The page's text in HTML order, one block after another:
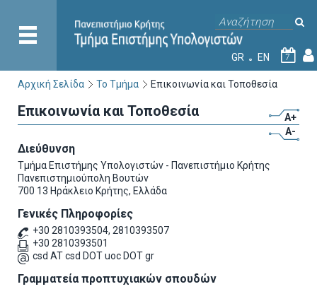
GR EN 7
Αρχική Σελίδα Το Τμήμα Επικοινωνία και Τοποθεσία
Επικοινωνία και Τοποθεσία
A+
A-
Διεύθυνση
Τμήμα Επιστήμης Υπολογιστών - Πανεπιστήμιο Κρήτης
Πανεπιστημιούπολη Βουτών
700 13 Ηράκλειο Κρήτης, Ελλάδα
Γενικές Πληροφορίες
+30 2810393504, 2810393507
+30 2810393501
csd AT csd DOT uoc DOT gr
Γραμματεία προπτυχιακών σπουδών